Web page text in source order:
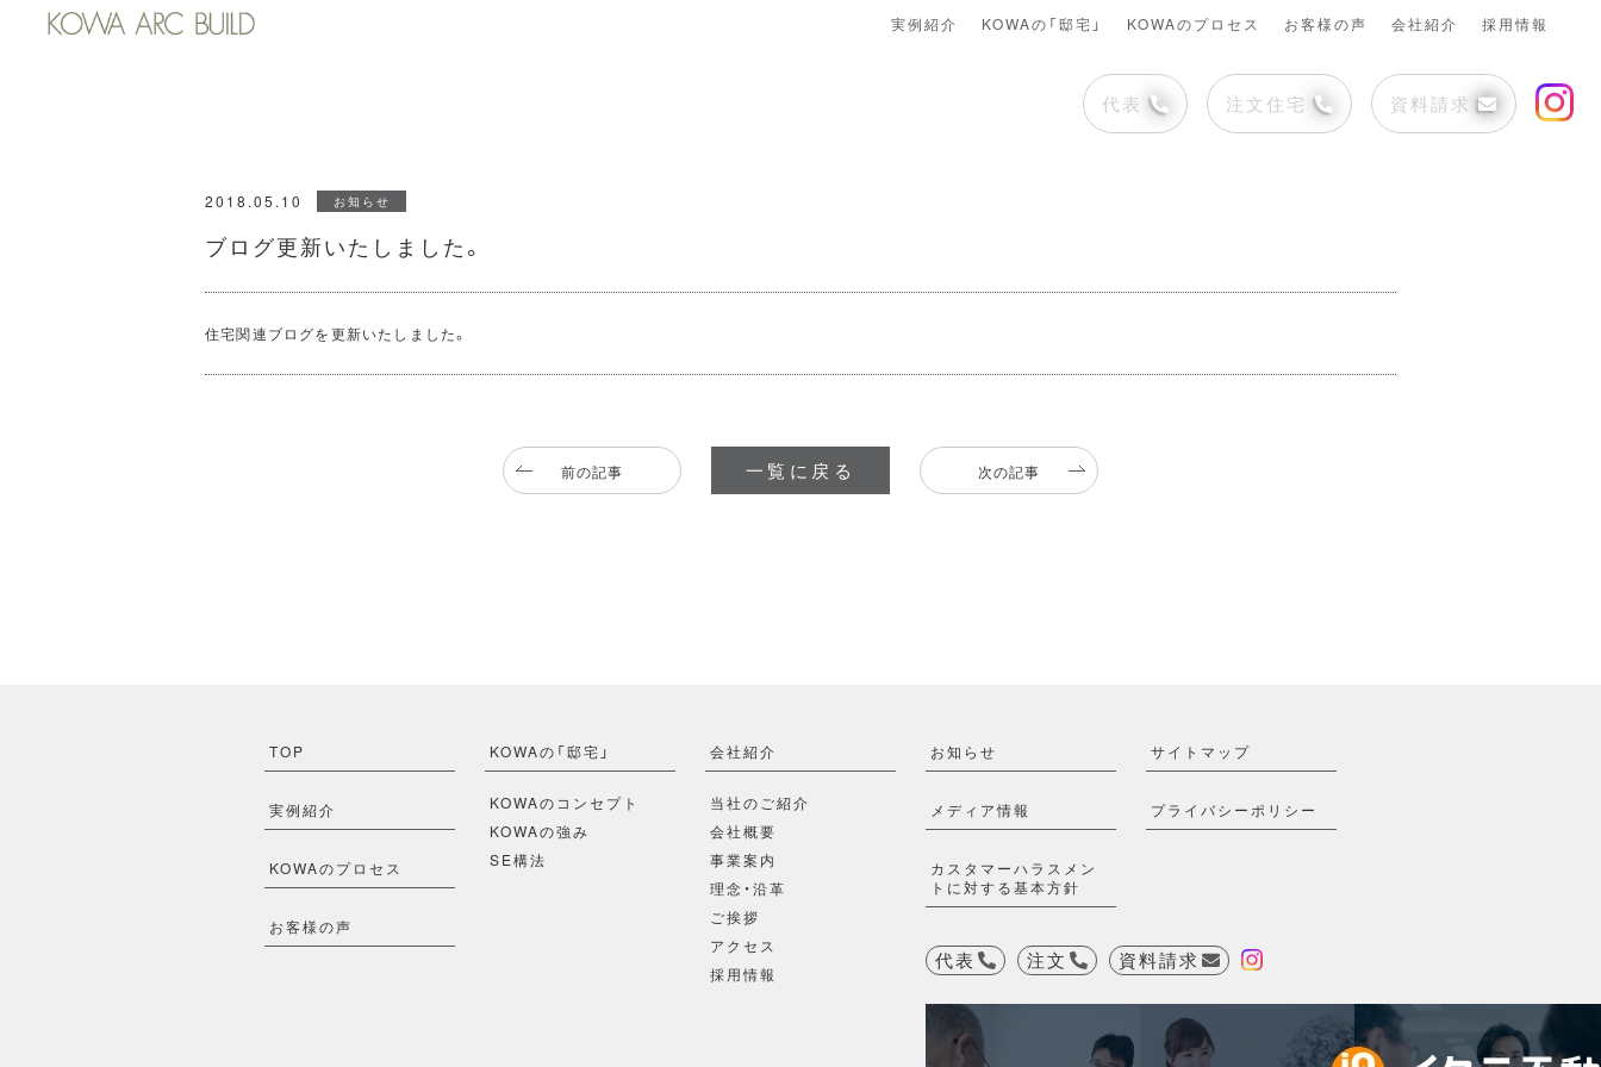
実例紹介 KOWAの「邸宅」 KOWAのプロセス お客様の声 会社紹介 採用情報
代表 注文住宅 資料請求
2018.05.10 お知らせ
ブログ更新いたしました。
住宅関連ブログを更新いたしました。
前の記事 次の記事
一覧に戻る
TOP
実例紹介
KOWAのプロセス
お客様の声
KOWAの「邸宅」
KOWAのコンセプト
KOWAの強み
SE構法
会社紹介
当社のご紹介
会社概要
事業案内
理念・沿革
ご挨拶
アクセス
採用情報
お知らせ
メディア情報
カスタマーハラスメン
トに対する基本方針
代表 注文 資料請求
サイトマップ
プライバシーポリシー